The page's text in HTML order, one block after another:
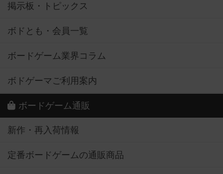
掲示板・トピックス
ボドとも・会員一覧
ボードゲーム業界コラム
ボドゲーマご利用案内
ボードゲーム通販
新作・再入荷情報
定番ボードゲームの通販商品